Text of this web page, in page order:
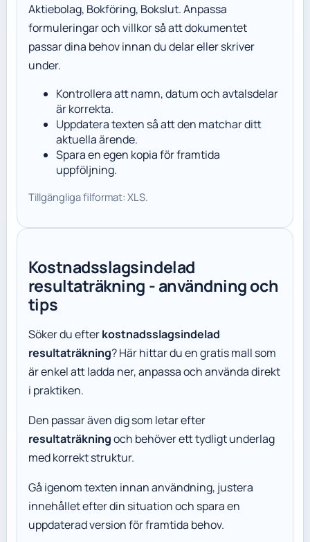
Aktiebolag, Bokföring, Bokslut. Anpassa
formuleringar och villkor så att dokumentet
passar dina behov innan du delar eller skriver
under.
Kontrollera att namn, datum och avtalsdelar
är korrekta.
Uppdatera texten så att den matchar ditt
aktuella ärende.
Spara en egen kopia för framtida
uppföljning.
Tillgängliga filformat: XLS.
Kostnadsslagsindelad
resultaträkning - användning och
tips
Söker du efterkostnadsslagsindelad
resultaträkning? Här hittar du en gratis mall som
är enkel att ladda ner, anpassa och använda direkt
i praktiken.
Den passar även dig som letar efter
resultaträkningoch behöver ett tydligt underlag
med korrekt struktur.
Gå igenom texten innan användning, justera
innehållet efter din situation och spara en
uppdaterad version för framtida behov.